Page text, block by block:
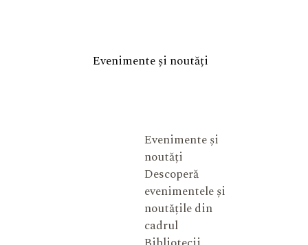
Evenimente și noutăți
Evenimente și
noutăți
Descoperă
evenimentele și
noutățile din
cadrul